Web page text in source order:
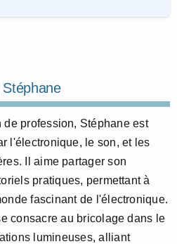
Stéphane
de profession, Stéphane est
l'électronique, le son, et les
Il aime partager son
pratiques, permettant à
fascinant de l'électronique.
consacre au bricolage dans le
lumineuses, alliant